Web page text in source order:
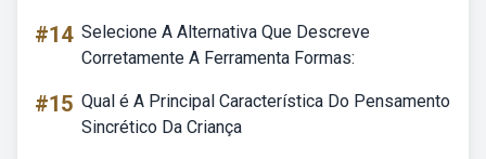
#14 Selecione A Alternativa Que Descreve
Corretamente A Ferramenta Formas:
#15 Qual é A Principal Característica Do Pensamento
Sincrético Da Criança